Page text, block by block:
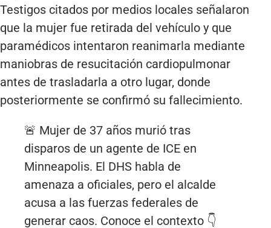
Testigos citados por medios locales señalaron
que la mujer fue retirada del vehículo y que
paramédicos intentaron reanimarla mediante
maniobras de resucitación cardiopulmonar
antes de trasladarla a otro lugar, donde
posteriormente se confirmó su fallecimiento.
🚨 Mujer de 37 años murió tras
disparos de un agente de ICE en
Minneapolis. El DHS habla de
amenaza a oficiales, pero el alcalde
acusa a las fuerzas federales de
generar caos. Conoce el contexto 👇